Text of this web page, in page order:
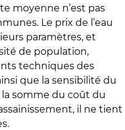
moyenne n’est pas
Le prix de l’eau
paramètres, et
de population,
techniques des
que la sensibilité du
somme du coût du
il ne tient